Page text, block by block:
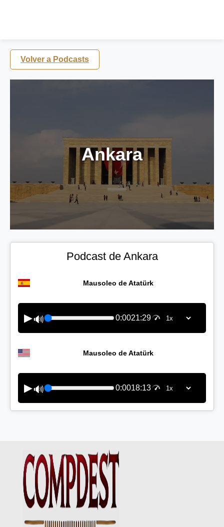
Volver a Podcasts
Ankara
Podcast de Ankara
Mausoleo de Atatürk
▶🔊 0:0021:29
Mausoleo de Atatürk
▶🔊 0:0018:13